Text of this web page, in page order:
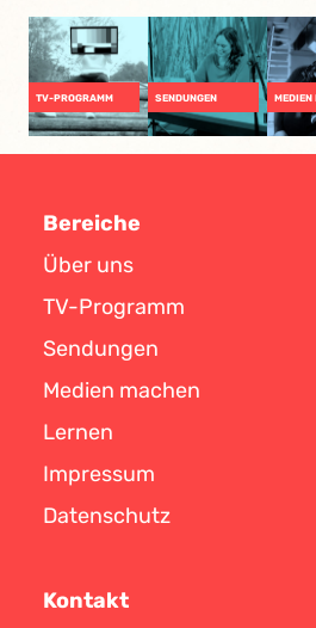
TV-PROGRAMM SENDUNGEN MEDIEN
Bereiche
Über uns
TV-Programm
Sendungen
Medien machen
Lernen
Impressum
Datenschutz
Kontakt